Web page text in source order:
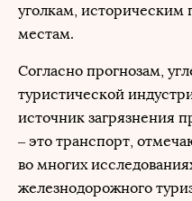
уголкам,
местам.
Согласно прогнозам,
туристической
источник загрязнения
– это транспорт,
во многих
железнодорожного